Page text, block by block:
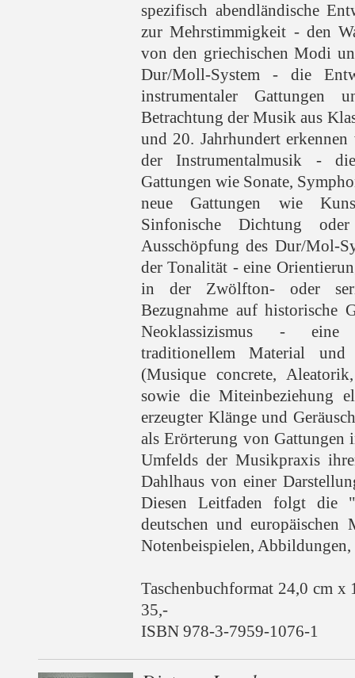
spezifisch abendländische
zur Mehrstimmigkeit - den
von den griechischen Modi
Dur/Moll-System - die
instrumentaler Gattungen
Betrachtung der Musik aus
und 20. Jahrhundert
der Instrumentalmusik -
Gattungen wie Sonate,
neue Gattungen wie
Sinfonische Dichtung
Ausschöpfung des Dur/Mol-
der Tonalität - eine
in der Zwölfton- oder
Bezugnahme auf historische
Neoklassizismus - eine
traditionellem Material und
(Musique concrete,
sowie die Miteinbeziehung
erzeugter Klänge und
als Erörterung von Gattungen
Umfelds der Musikpraxis
Dahlhaus von einer
Diesen Leitfaden folgt die
deutschen und
Notenbeispielen,
Taschenbuchformat 24,0 cm
35,-
ISBN 978-3-7959-1076-1